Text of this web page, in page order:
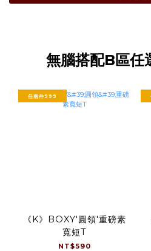
無腦搭配B區
任兩件999
《K》BOXY'圓領'重磅素
寬短T
NT$590